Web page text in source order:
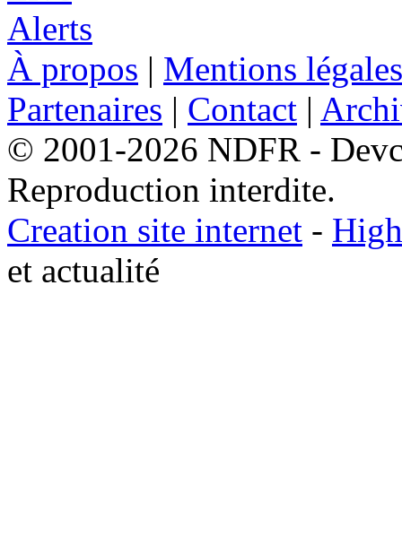
À propos | Mentions légales
Partenaires | Contact |
© 2001-2026 NDFR -
Reproduction interdite.
Creation site internet -
et actualité